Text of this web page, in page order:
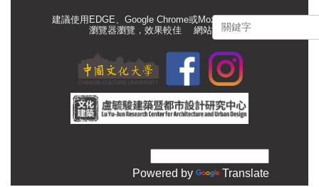
建議使用EDGE、Google Chrome或Mozilla Firefox等
瀏覽器瀏覽，效果較佳 網站管理
Powered by Translate